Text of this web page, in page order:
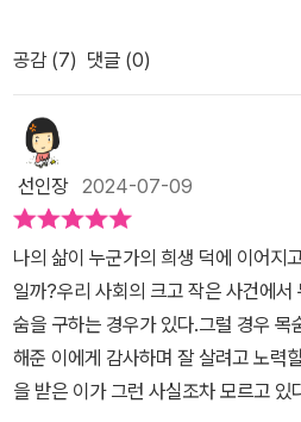
와 궁금했었다며 다정하게 대해주었
주었다. 슬픔만으로는 해소되지 않은
살아있다는 게 더 중요하다고 여겼을 것이다. 수빈의 발
으며 수빈의 영상과 마주했다. 평범한
은 영상을 보며 펑펑 울었다. 수빈이
하게 웃었을 것이다. 죽음은 이처럼 슬
을 사람들은 의연했다. 죽음에 관련된 내용이었지만 전체적으로 밝
은 느낌을 준다. 현재의 열여덟 살, 과
이다. 원하는 건 어떤 것이든 할 수 있
대한 희망을 말했다. 죽음의 의미를 알
것인지 그 해답을 말하는 책이었다. #너의여름에내가닿을게 #안
세화 #창비교육 #책 #책추천 #소설
다시 그곳을 찾는다. 이상한 꿈은 오
고를 당하기 직후인 오후 4시까지의 시
었다. 자신의 꿈에 특별한 힘이 있다는
꿔 수빈을 살려보고자 한다. 그래서 십
있던 여섯 살 은호와 도희를 찾아서 그
막아볼 셈이다. 수빈을 되살려 내기 위
달리고, 또 달린다. 한편, 지금까지 몰
있게 한 진실을 마주하게 된 은호와 도
사건이 일어났던 그곳으로 향한다. '종
않았다면, 우리가 예정대로 선착장까
면을 상상하긴 어렵지 않았어. 노을이
이 눈에 들어왔다. 타임슬립일까, 나만
책을 들었다. 날씨가 좋은 한여름, 자전
덟살의 설레임과 활기찬 모습을 따라
빠져들었다. ​여름 피서객을 맞아 활기가 도는 거리를 거침없이 요리
조리 달리는 모습을 보고 조심하라며
들, 친구의 모습을 보는 내내 미소가
살았던 때가 있었구나, 지금은 대부분
서 바로 옆집에 누가 사는지조차 알지
일도 거의 없다. 대문을 활짝 열어두고
날같기만하고 그 때 그 친구들이 보고
있어.'은호의 주변에 최근들어 이상한
느끼고 있다. 늘 단조롭고 예측가능한 은호의 평범한 일상에 예기치
공감 (7) 댓글 (0)
선인장2024-07-09
나의 삶이 누군가의 희생 덕에 이어지
일까?우리 사회의 크고 작은 사건에서
숨을 구하는 경우가 있다.그럴 경우 목
해준 이에게 감사하며 잘 살려고 노력
을 받은 이가 그런 사실조차 모르고 있